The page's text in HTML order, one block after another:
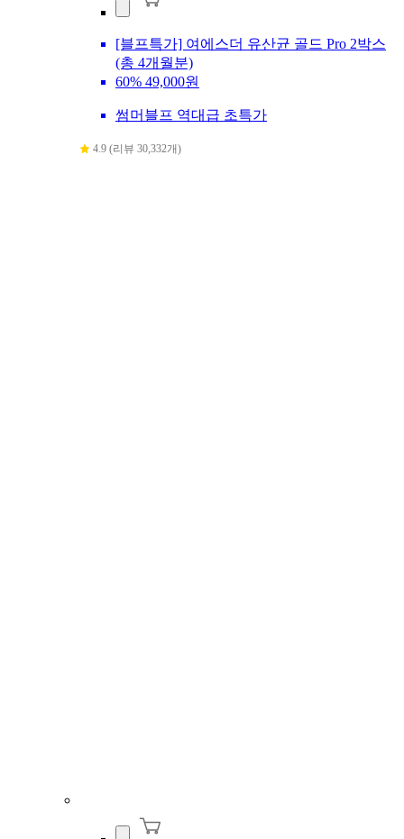
[블프특가] 여에스더 유산균 골드 Pro 2박스
(총 4개월분)
60% 49,000원
썸머블프 역대급 초특가
4.9 (리뷰 30,332개)